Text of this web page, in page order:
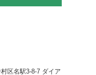
区名駅3-8-7 ダイア